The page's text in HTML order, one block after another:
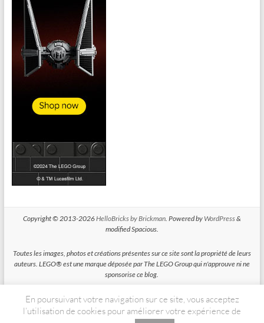
Copyright © 2013-2026HelloBricks by Brickman. Powered by WordPress&
modified Spacious.
Toutes les images, photos et créations présentes sur ce site sont la propriété de leurs
auteurs. LEGO® est une marque déposée par The LEGO Group qui n'approuve ni ne
sponsorise ce blog.
HelloBricks participe au Programme Partenaires d'Amazon EU, un programme
d'affiliation conçu pour permettre à des sites de percevoir une rémunération grace à
la création de liens vers Amazon.fr
En poursuivant votre navigation sur ce site, vous acceptez
l’utilisation de cookies pour améliorer votre expérience de